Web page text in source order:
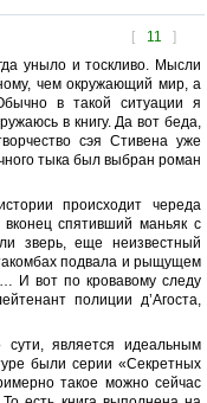
[ 11 ]
уныло и тоскливо. Мысли
чем окружающий мир, а
в такой ситуации я
в книгу. Да вот беда,
сэя Стивена уже
тыка был выбран роман
происходит череда
спятивший маньяк с
зверь, еще неизвестный
подвала и рыщущем
И вот по кровавому следу
полиции д’Агоста,
является идеальным
были серии «Секретных
такое можно сейчас